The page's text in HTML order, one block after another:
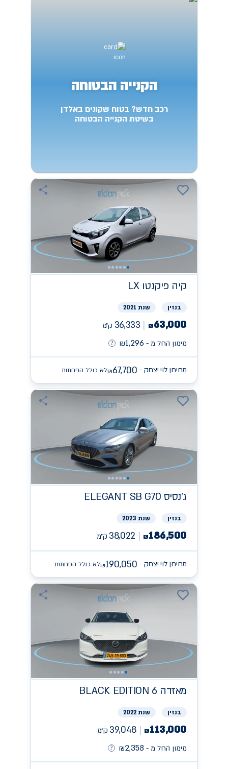
הקנייה הבטוחה
רכב חדש? בטוח שקונים באלדן
בשיטת הקנייה הבטוחה
קיה פיקנטו LX
בנזין שנת 2021
₪63,000
36,333 ק״מ
מימון החל מ -
₪1,296
מחירון לוי יצחק - ₪67,700 לא כולל הפחתות
ג'נסיס ELEGANT SB G70
בנזין שנת 2023
₪186,500
38,022 ק״מ
מחירון לוי יצחק - ₪190,050 לא כולל הפחתות
מאזדה BLACK EDITION 6
בנזין שנת 2022
₪113,000
39,048 ק״מ
מימון החל מ -
₪2,358